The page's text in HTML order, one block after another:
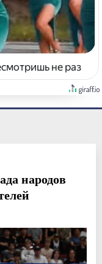
не раз
народов